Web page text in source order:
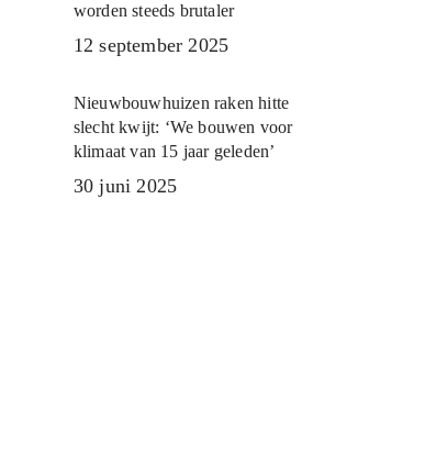
worden steeds brutaler
12 september 2025
Nieuwbouwhuizen raken hitte
slecht kwijt: ‘We bouwen voor
klimaat van 15 jaar geleden’
30 juni 2025